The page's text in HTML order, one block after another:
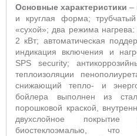
Основные характеристики –
и круглая форма;
«сухой»; два режима
2 кВт; автоматическая
индикация включения и
SPS security;
теплоизоляции
снижающий тепло- и
бойлера выполнен из
порошковой краской,
двухслойное покрытие
биостеклоэмалью, что